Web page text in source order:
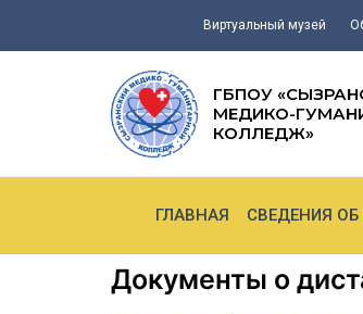
Виртуальный музей
ГБПОУ
МЕДИКО-
КОЛЛЕДЖ»
ГЛАВНАЯ СВЕДЕНИЯ
Документы о